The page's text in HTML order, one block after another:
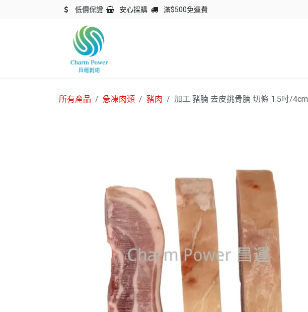
低價保證 安心採購 滿$500免運費
所有產品 急凍肉類 豬肉 加工 豬腩 去皮挑骨腩 切條 1.5吋/4cm